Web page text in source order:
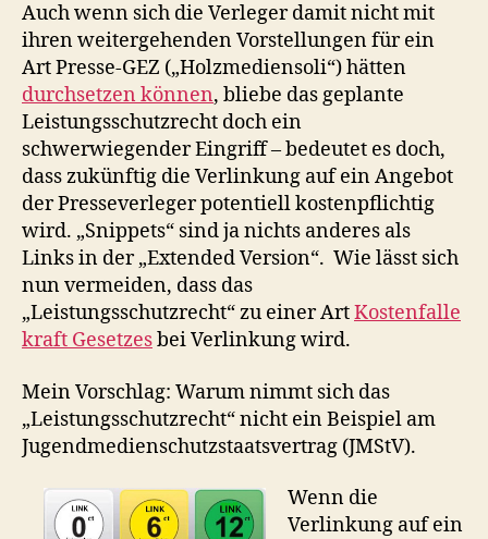
Auch wenn sich die Verleger damit nicht mit
ihren weitergehenden Vorstellungen für ein
Art Presse-GEZ („Holzmediensoli“) hätten
durchsetzen können, bliebe das geplante
Leistungsschutzrecht doch ein
schwerwiegender Eingriff – bedeutet es doch,
dass zukünftig die Verlinkung auf ein Angebot
der Presseverleger potentiell kostenpflichtig
wird. „Snippets“ sind ja nichts anderes als
Links in der „Extended Version“. Wie lässt sich
nun vermeiden, dass das
„Leistungsschutzrecht“ zu einer ArtKostenfalle
kraft Gesetzesbei Verlinkung wird.
Mein Vorschlag: Warum nimmt sich das
„Leistungsschutzrecht“ nicht ein Beispiel am
Jugendmedienschutzstaatsvertrag (JMStV).
Wenn die
Verlinkung auf ein